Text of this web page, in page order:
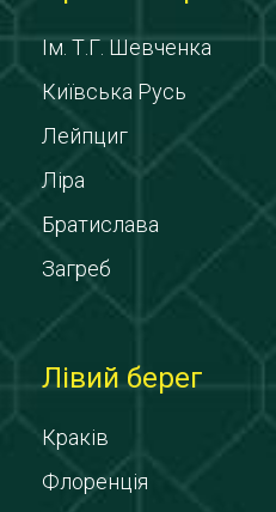
Ім. Т.Г. Шевченка
Київська Русь
Лейпциг
Ліра
Братислава
Загреб
Лівий берег
Краків
Флоренція